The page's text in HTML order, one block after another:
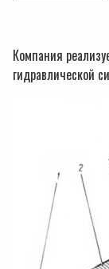
Компания
гидравлической